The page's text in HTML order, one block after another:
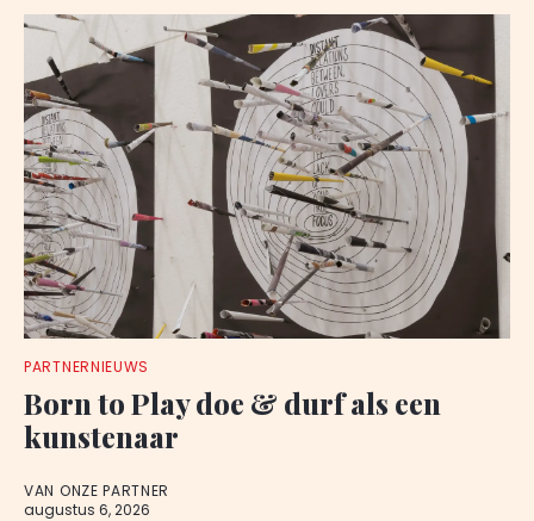
PARTNERNIEUWS
Born to Play doe & durf als een
kunstenaar
VAN ONZE PARTNER
augustus 6, 2026